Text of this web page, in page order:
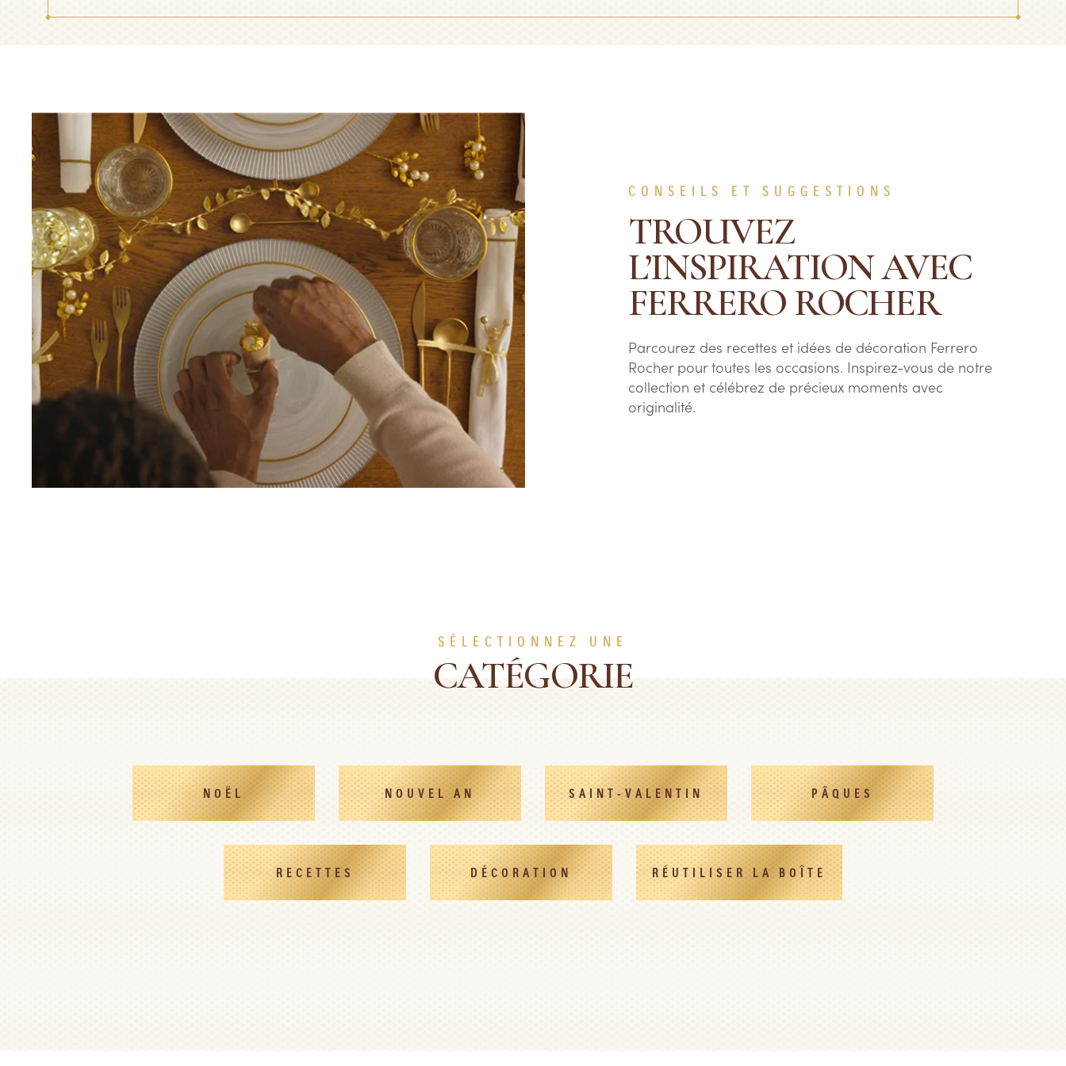
CONSEILS ET SUGGESTIONS
TROUVEZ
L’INSPIRATION AVEC
FERRERO ROCHER
Parcourez des recettes et idées de décoration Ferrero
Rocher pour toutes les occasions. Inspirez-vous de notre
collection et célébrez de précieux moments avec
originalité.
SÉLECTIONNEZ UNE
CATÉGORIE
NOËL NOUVEL AN SAINT-VALENTIN PÂQUES
RECETTES DÉCORATION RÉUTILISER LA BOÎTE